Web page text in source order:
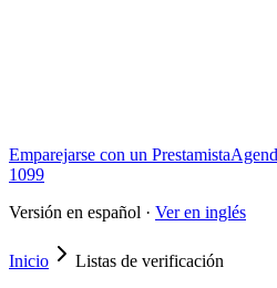
Emparejarse con un Prestamista
1099
Versión en español · Ver en inglés
Inicio
Listas de verificación